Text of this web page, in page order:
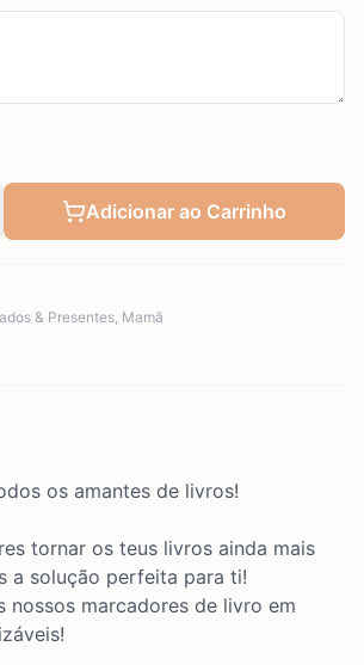
Adicionar ao Carrinho
& Presentes, Mamã
os amantes de livros!
tornar os teus livros ainda mais
a solução perfeita para ti!
nossos marcadores de livro em